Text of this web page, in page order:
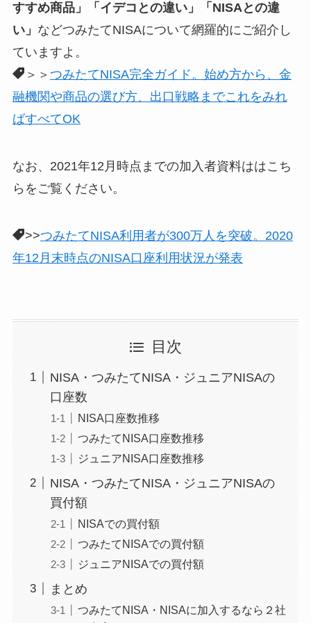
すすめ商品」「イデコとの違い」「NISAとの違
い」 などつみたてNISAについて網羅的にご紹介し
ていますよ。
＞＞ つみたてNISA完全ガイド。始め方から、金
融機関や商品の選び方、出口戦略までこれをみれ
ばすべてOK
なお、2021年12月時点までの加入者資料ははこち
らをご覧ください。
>>つみたてNISA利用者が300万人を突破。2020
年12月末時点のNISA口座利用状況が発表
目次
NISA・つみたてNISA・ジュニアNISAの
口座数
NISA口座数推移
つみたてNISA口座数推移
ジュニアNISA口座数推移
NISA・つみたてNISA・ジュニアNISAの
買付額
NISAでの買付額
つみたてNISAでの買付額
ジュニアNISAでの買付額
まとめ
つみたてNISA・NISAに加入するなら２社